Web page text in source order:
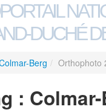
DUCHÉ
Berg / Orthophoto
: